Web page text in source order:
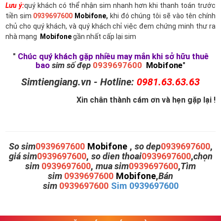
Lưu ý:quý khách có thể nhận sim nhanh hơn khi thanh toán trước
tiền sim 0939697600 Mobifone, khi đó chúng tôi sẽ vào tên chính
chủ cho quý khách, và quý khách chỉ việc đem chứng minh thư ra
nhà mạng
Mobifonegần nhất cấp lại sim
" Chúc quý khách gặp nhiều may mắn khi sở hữu thuê
bao sim số đẹp 0939697600 Mobifone"
Simtiengiang.vn - Hotline: 0981.63.63.63
Xin chân thành cám ơn và hẹn gặp lại !
So sim0939697600 Mobifone , so dep0939697600,
giá sim0939697600, so dien thoai0939697600,chọn
sim 0939697600, mua sim0939697600,Tìm
sim 0939697600 Mobifone,Bán
sim 0939697600 Sim 0939697600